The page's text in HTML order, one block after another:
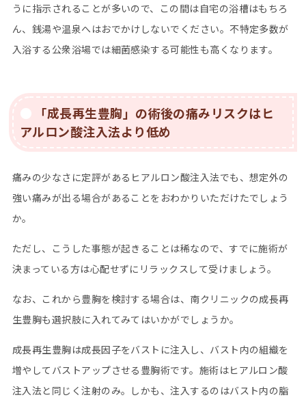
うに指示されることが多いので、この間は自宅の浴槽はもちろ
ん、銭湯や温泉へはおでかけしないでください。不特定多数が
入浴する公衆浴場では細菌感染する可能性も高くなります。
「成長再生豊胸」の術後の痛みリスクはヒ
アルロン酸注入法より低め
痛みの少なさに定評があるヒアルロン酸注入法でも、想定外の
強い痛みが出る場合があることをおわかりいただけたでしょう
か。
ただし、こうした事態が起きることは稀なので、すでに施術が
決まっている方は心配せずにリラックスして受けましょう。
なお、これから豊胸を検討する場合は、南クリニックの成長再
生豊胸も選択肢に入れてみてはいかがでしょうか。
成長再生豊胸は成長因子をバストに注入し、バスト内の組織を
増やしてバストアップさせる豊胸術です。施術はヒアルロン酸
注入法と同じく注射のみ。しかも、注入するのはバスト内の脂